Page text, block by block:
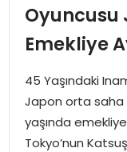
SPOR
MAGAZIN
Emekliye
45 Yaşındaki
Japon orta saha
yaşında emekliye
Tokyo’nun